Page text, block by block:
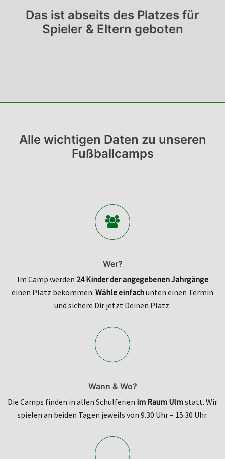
Das ist abseits des Platzes für
Spieler & Eltern geboten
Alle wichtigen Daten zu unseren
Fußballcamps
Wer?
Im Camp werden 24 Kinder der angegebenen Jahrgänge
einen Platz bekommen. Wähle einfachunten einen Termin
und sichere Dir jetzt Deinen Platz.
Wann & Wo?
Die Camps finden in allen Schulferien im Raum Ulmstatt. Wir
spielen an beiden Tagen jeweils von 9.30 Uhr – 15.30 Uhr.